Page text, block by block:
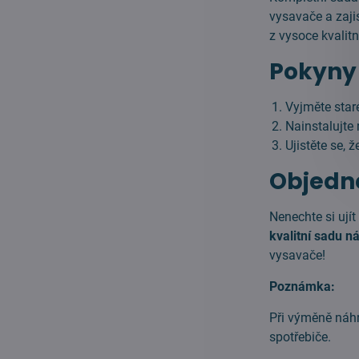
vysavače a
z vysoce
Pokyny
Vyjměte
Nainstalujte
Ujistěte se,
Nenechte si
kvalitní sadu
vysavače!
Poznámka:
Při výměně
spotřebiče.